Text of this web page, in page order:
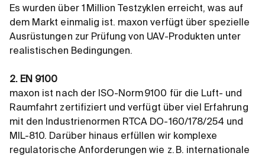
Es wurden über 1 Million Testzyklen erreicht, was auf
dem Markt einmalig ist. maxon verfügt über spezielle
Ausrüstungen zur Prüfung von UAV-Produkten unter
realistischen Bedingungen.
2. EN 9100
maxon ist nach der ISO-Norm 9100 für die Luft- und
Raumfahrt zertifiziert und verfügt über viel Erfahrung
mit den Industrienormen RTCA DO-160/178/254 und
MIL-810. Darüber hinaus erfüllen wir komplexe
regulatorische Anforderungen wie z. B. internationale